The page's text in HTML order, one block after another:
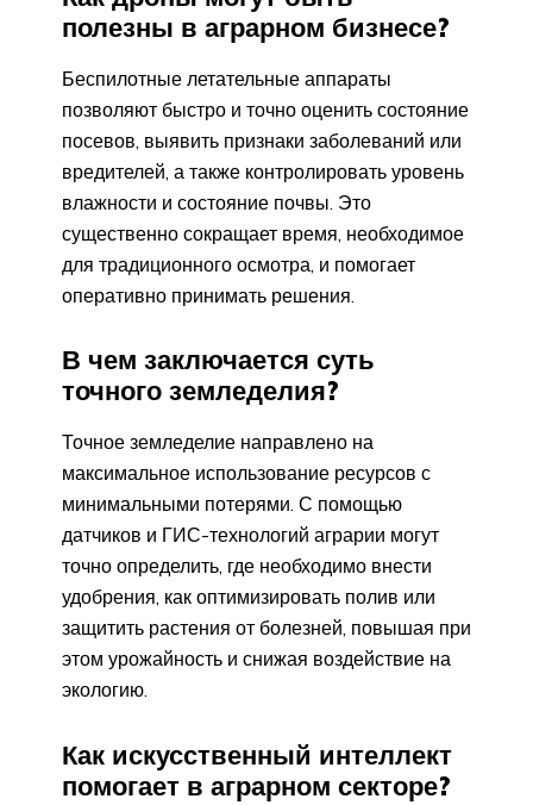
полезны в аграрном бизнесе?
Беспилотные летательные аппараты
позволяют быстро и точно оценить состояние
посевов, выявить признаки заболеваний или
вредителей, а также контролировать уровень
влажности и состояние почвы. Это
существенно сокращает время, необходимое
для традиционного осмотра, и помогает
оперативно принимать решения.
В чем заключается суть
точного земледелия?
Точное земледелие направлено на
максимальное использование ресурсов с
минимальными потерями. С помощью
датчиков и ГИС-технологий аграрии могут
точно определить, где необходимо внести
удобрения, как оптимизировать полив или
защитить растения от болезней, повышая при
этом урожайность и снижая воздействие на
экологию.
Как искусственный интеллект
помогает в аграрном секторе?